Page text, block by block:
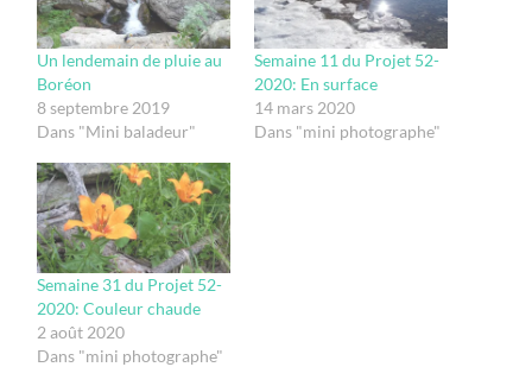
Un lendemain de pluie au
Boréon
8 septembre 2019
Dans "Mini baladeur"
Semaine 11 du Projet 52-
2020: En surface
14 mars 2020
Dans "mini photographe"
Semaine 31 du Projet 52-
2020: Couleur chaude
2 août 2020
Dans "mini photographe"